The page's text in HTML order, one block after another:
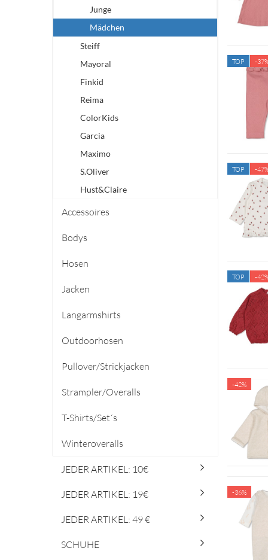
TOP -
TOP -
TOP -
-42%
-36%
Junge
Mädchen
Steiff
Mayoral
Finkid
Reima
ColorKids
Garcia
Maximo
S.Oliver
Hust&Claire
Accessoires
Bodys
Hosen
Jacken
Langarmshirts
Outdoorhosen
Pullover/Strickjacken
Strampler/Overalls
T-Shirts/Set´s
Winteroveralls
JEDER ARTIKEL: 10€
JEDER ARTIKEL: 19€
JEDER ARTIKEL: 49 €
SCHUHE